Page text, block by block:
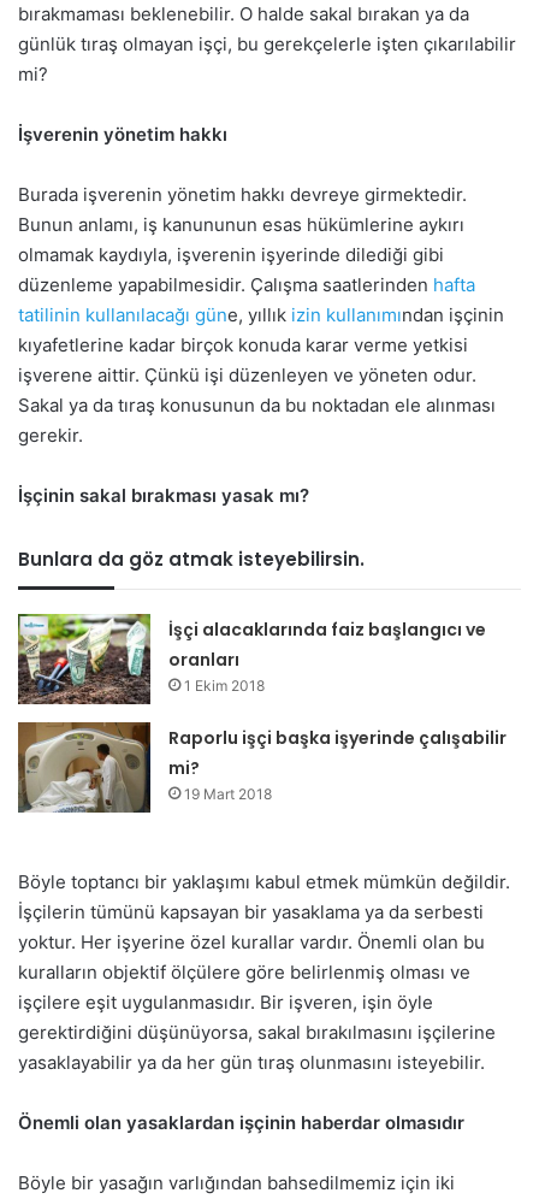
bırakmaması beklenebilir. O halde sakal bırakan ya da
günlük tıraş olmayan işçi, bu gerekçelerle işten çıkarılabilir
mi?
İşverenin yönetim hakkı
Burada işverenin yönetim hakkı devreye girmektedir.
Bunun anlamı, iş kanununun esas hükümlerine aykırı
olmamak kaydıyla, işverenin işyerinde dilediği gibi
düzenleme yapabilmesidir. Çalışma saatlerinden hafta
tatilinin kullanılacağı güne, yıllık izin kullanımından işçinin
kıyafetlerine kadar birçok konuda karar verme yetkisi
işverene aittir. Çünkü işi düzenleyen ve yöneten odur.
Sakal ya da tıraş konusunun da bu noktadan ele alınması
gerekir.
İşçinin sakal bırakması yasak mı?
Bunlara da göz atmak isteyebilirsin.
İşçi alacaklarında faiz başlangıcı ve
oranları
1 Ekim 2018
Raporlu işçi başka işyerinde çalışabilir
mi?
19 Mart 2018
Böyle toptancı bir yaklaşımı kabul etmek mümkün değildir.
İşçilerin tümünü kapsayan bir yasaklama ya da serbesti
yoktur. Her işyerine özel kurallar vardır. Önemli olan bu
kuralların objektif ölçülere göre belirlenmiş olması ve
işçilere eşit uygulanmasıdır. Bir işveren, işin öyle
gerektirdiğini düşünüyorsa, sakal bırakılmasını işçilerine
yasaklayabilir ya da her gün tıraş olunmasını isteyebilir.
Önemli olan yasaklardan işçinin haberdar olmasıdır
Böyle bir yasağın varlığından bahsedilmemiz için iki